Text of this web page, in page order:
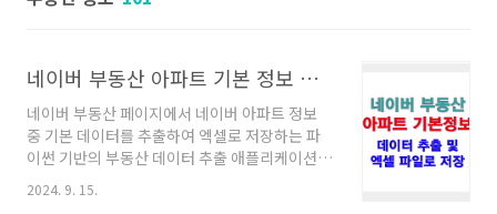
네이버 부동산 아파트 기본 정보 데이터 추출
네이버 부동산 페이지에서 네이버 아파트 정보
중 기본 데이터를 추출하여 엑셀로 저장하는 파
이썬 기반의 부동산 데이터 추출 애플리케이션입
니다. 간편하게 네이버 부동산 아파트 데이터를
저장할 수 있는 기능만으로 만들었습니다. 네이
2024. 9. 15.